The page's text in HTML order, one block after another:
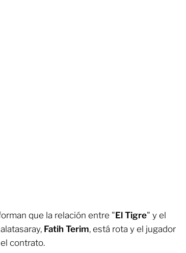
que la relación entre "El Tigre" y el
Fatih Terim, está rota y el jugador
contrato.